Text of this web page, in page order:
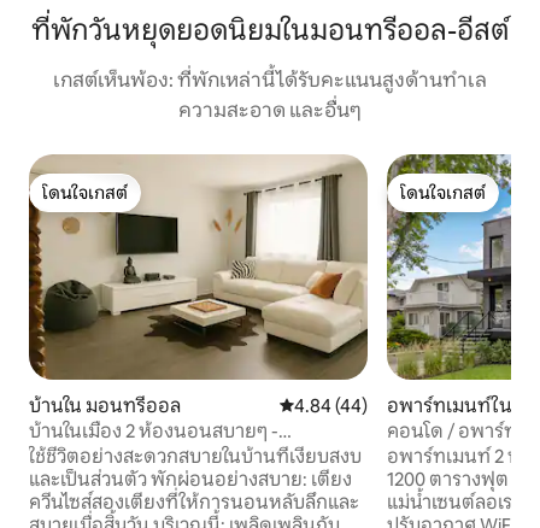
ที่พักวันหยุดยอดนิยมในมอนทรีออล-อีสต์
เกสต์เห็นพ้อง: ที่พักเหล่านี้ได้รับคะแนนสูงด้านทำเล
ความสะอาด และอื่นๆ
โดนใจเกสต์
โดนใจเกสต์
บ้านใน มอนทรีออล คะแนนเฉลี่ย 4.84 จาก 5, 44 รีวิว
4.84 (44)
บ้านในเมือง 2 ห้องนอนสบายๆ -
เฟอร์นิเจอร์ครบครัน
ใช้ชีวิตอย่างสะดวกสบายในบ้านที่เงียบสงบ
และเป็นส่วนตัว พักผ่อนอย่างสบาย: เตียง
ควีนไซส์สองเตียงที่ให้การนอนหลับลึกและ
โดนใจเกสต์
โดนใจเกสต์
อพาร์ทเมนท์ใน
Prairies–Pointe-
es
คอนโด / อพาร์ทเ
อพาร์ทเมนท์ 2 ห้อ
1200 ตารางฟุต
แม่น้ำเซนต์ลอเรน